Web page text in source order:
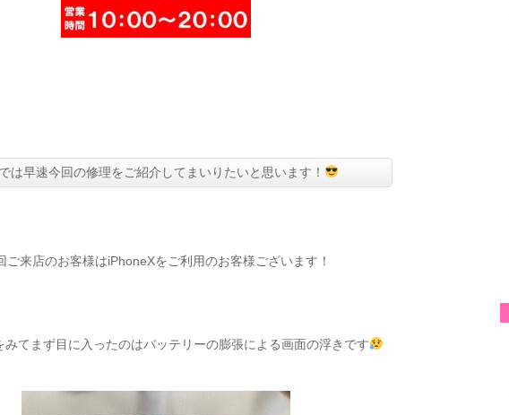
は早速今回の修理をご紹介してまいりたいと思います！
ご来店のお客様はiPhoneXをご利用のお客様ございます！
みてまず目に入ったのはバッテリーの膨張による画面の浮きです